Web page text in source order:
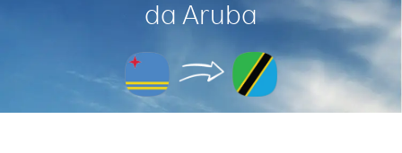
da Aruba